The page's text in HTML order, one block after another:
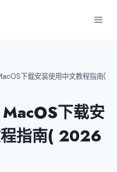
下载安装使用中文教程指南(
下载安
指南( 2026